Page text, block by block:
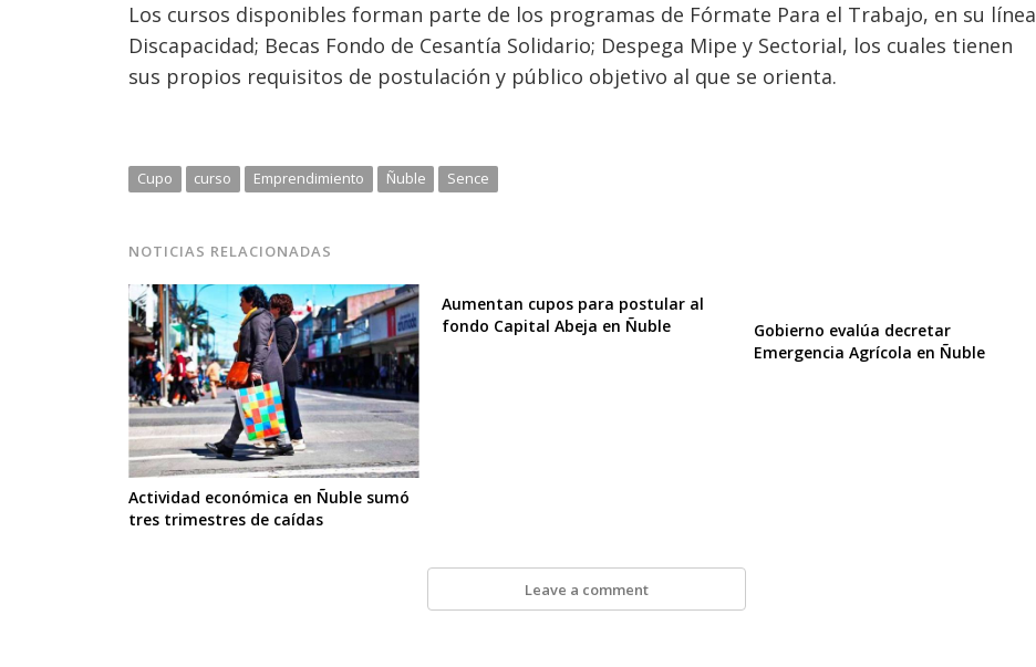
Los cursos disponibles forman parte de los programas de Fórmate Para el Trabajo, en su línea
Discapacidad; Becas Fondo de Cesantía Solidario; Despega Mipe y Sectorial, los cuales tienen
sus propios requisitos de postulación y público objetivo al que se orienta.
Cupo curso Emprendimiento Ñuble Sence
NOTICIAS RELACIONADAS
Actividad económica en Ñuble sumó
tres trimestres de caídas
Aumentan cupos para postular al
fondo Capital Abeja en Ñuble
Gobierno evalúa decretar
Emergencia Agrícola en Ñuble
Leave a comment